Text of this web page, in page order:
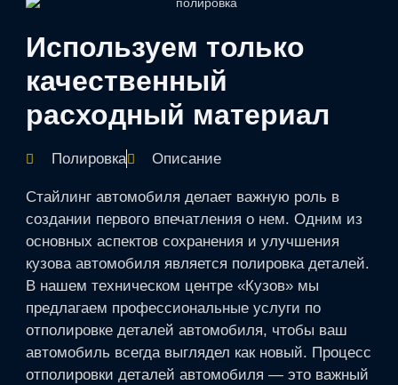
Используем только
качественный
расходный материал
Полировка Описание
Стайлинг автомобиля делает важную роль в
создании первого впечатления о нем. Одним из
основных аспектов сохранения и улучшения
кузова автомобиля является полировка деталей.
В нашем техническом центре «Кузов» мы
предлагаем профессиональные услуги по
отполировке деталей автомобиля, чтобы ваш
автомобиль всегда выглядел как новый. Процесс
отполировки деталей автомобиля — это важный